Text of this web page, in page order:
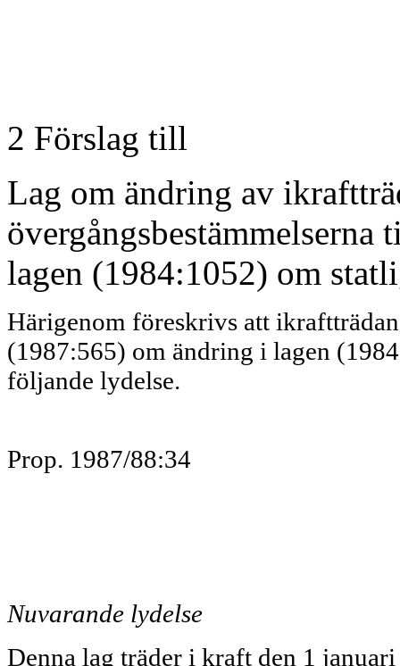
2 Förslag till
Lag om ändring av
lagen (1984:1052) om
Härigenom föreskrivs att
(1987:565) om ändring i lagen
följande lydelse.
Prop. 1987/88:34
Nuvarande lydelse
Denna lag träder i kraft den 1